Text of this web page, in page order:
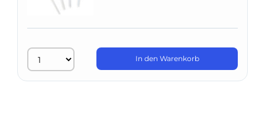
In den Warenkorb